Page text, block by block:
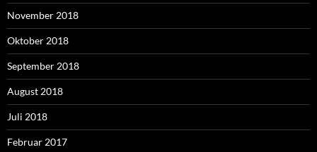
November 2018
Oktober 2018
September 2018
August 2018
Juli 2018
Februar 2017